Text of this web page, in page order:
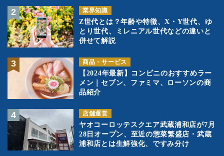
業界知識
Z世代とは？年齢や特徴、X・Y世代、ゆ
とり世代、ミレニアル世代などの違いと
併せて解説
商品・サービス
【2024年最新】コンビニのおすすめラー
メン｜セブン、ファミマ、ローソンの商
品紹介
店舗運営
ヤオコーロッテスクエア武蔵浦和店が7月
28日オープン、至近の惣菜繁盛店・武蔵
浦和店とは生鮮強化、ですみ分け